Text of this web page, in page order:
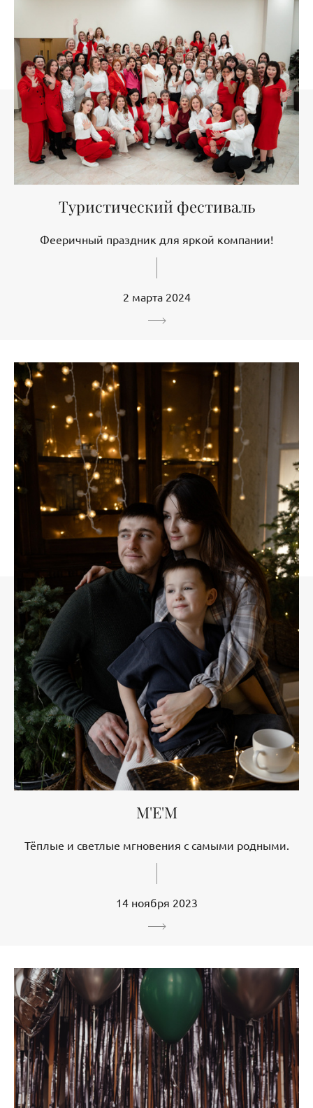
Туристический фестиваль
Фееричный праздник для яркой компании!
2 марта 2024
M'E'M
Тёплые и светлые мгновения с самыми родными.
14 ноября 2023